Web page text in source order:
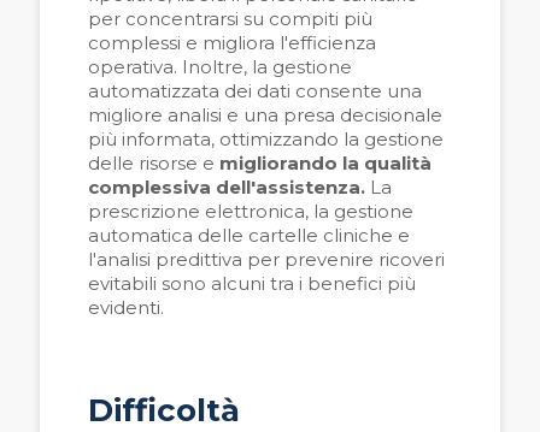
per concentrarsi su compiti più
complessi e migliora l'efficienza
operativa. Inoltre, la gestione
automatizzata dei dati consente una
migliore analisi e una presa decisionale
più informata, ottimizzando la gestione
delle risorse e migliorando la qualità
complessiva dell'assistenza. La
prescrizione elettronica, la gestione
automatica delle cartelle cliniche e
l'analisi predittiva per prevenire ricoveri
evitabili sono alcuni tra i benefici più
evidenti.
Difficoltà